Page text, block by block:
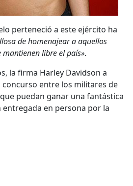
perteneció a este ejército ha
de homenajear a aquellos
libre el país».
la firma Harley Davidson a
entre los militares de
puedan ganar una fantástica
en persona por la